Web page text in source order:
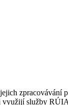
zpracovávání
využijí služby